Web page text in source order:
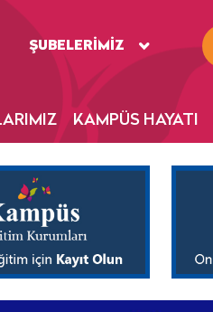
ŞUBELERİMİZ
KAMPÜS HAYATI